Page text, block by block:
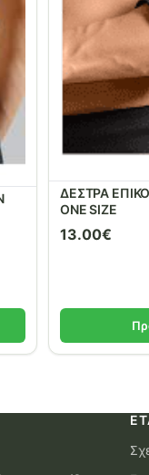
ΔΕΣΤΡΑ
ONE SIZE
13.00€